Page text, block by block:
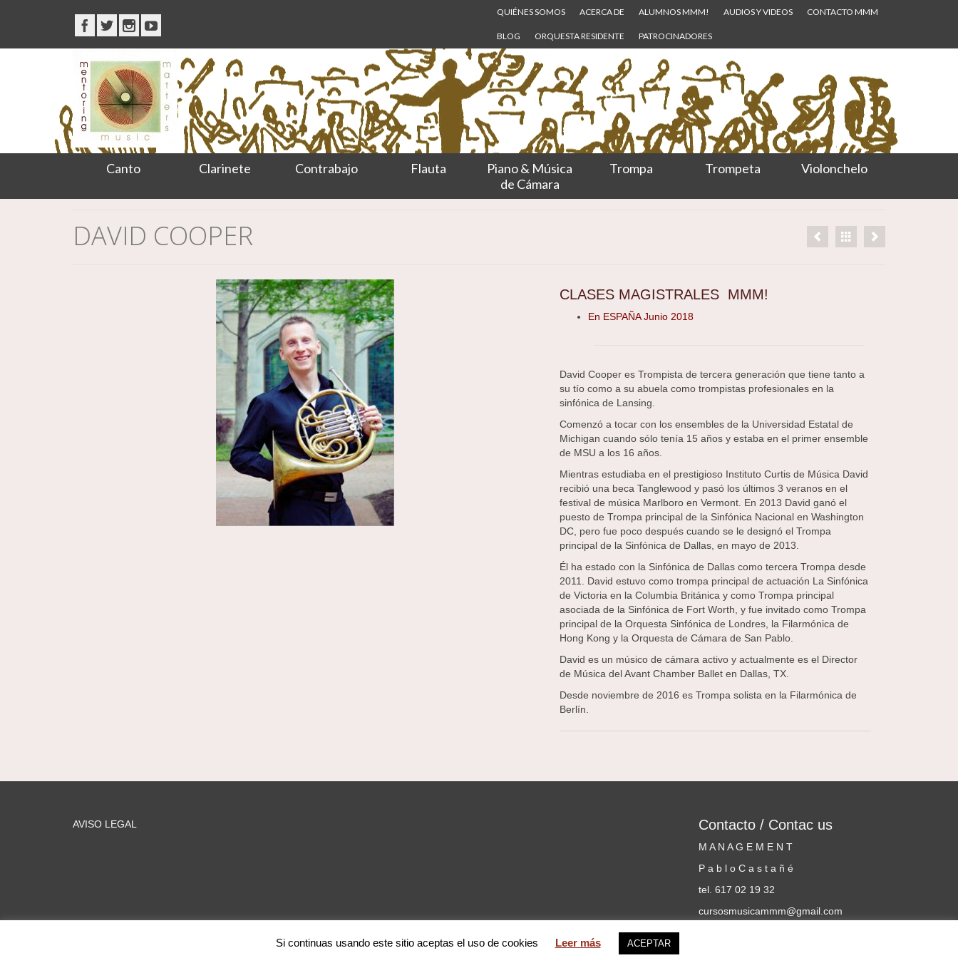
QUIÉNES SOMOS ACERCA DE ALUMNOS MMM! AUDIOS Y VIDEOS CONTACTO MMM
BLOG ORQUESTA RESIDENTE PATROCINADORES
Canto Clarinete Contrabajo Flauta
Piano & Música
de Cámara
Trompa Trompeta Violonchelo
DAVID COOPER
CLASES MAGISTRALES MMM!
En ESPAÑA Junio 2018
David Cooper es Trompista de tercera generación que tiene tanto a
su tío como a su abuela como trompistas profesionales en la
sinfónica de Lansing.
Comenzó a tocar con los ensembles de la Universidad Estatal de
Michigan cuando sólo tenía 15 años y estaba en el primer ensemble
de MSU a los 16 años.
Mientras estudiaba en el prestigioso Instituto Curtis de Música David
recibió una beca Tanglewood y pasó los últimos 3 veranos en el
festival de música Marlboro en Vermont. En 2013 David ganó el
puesto de Trompa principal de la Sinfónica Nacional en Washington
DC, pero fue poco después cuando se le designó el Trompa
principal de la Sinfónica de Dallas, en mayo de 2013.
Él ha estado con la Sinfónica de Dallas como tercera Trompa desde
2011. David estuvo como trompa principal de actuación La Sinfónica
de Victoria en la Columbia Británica y como Trompa principal
asociada de la Sinfónica de Fort Worth, y fue invitado como Trompa
principal de la Orquesta Sinfónica de Londres, la Filarmónica de
Hong Kong y la Orquesta de Cámara de San Pablo.
David es un músico de cámara activo y actualmente es el Director
de Música del Avant Chamber Ballet en Dallas, TX.
Desde noviembre de 2016 es Trompa solista en la Filarmónica de
Berlín.
AVISO LEGAL Contacto / Contac us
M A N A G E M E N T
P a b l o C a s t a ñ é
tel. 617 02 19 32
cursosmusicammm@gmail.com
Si continuas usando este sitio aceptas el uso de cookies Leer más ACEPTAR